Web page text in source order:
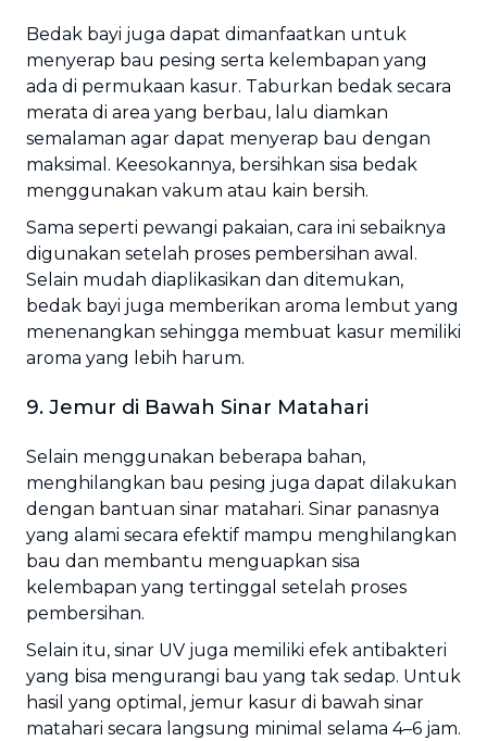
Bedak bayi juga dapat dimanfaatkan untuk
menyerap bau pesing serta kelembapan yang
ada di permukaan kasur. Taburkan bedak secara
merata di area yang berbau, lalu diamkan
semalaman agar dapat menyerap bau dengan
maksimal. Keesokannya, bersihkan sisa bedak
menggunakan vakum atau kain bersih.
Sama seperti pewangi pakaian, cara ini sebaiknya
digunakan setelah proses pembersihan awal.
Selain mudah diaplikasikan dan ditemukan,
bedak bayi juga memberikan aroma lembut yang
menenangkan sehingga membuat kasur memiliki
aroma yang lebih harum.
9. Jemur di Bawah Sinar Matahari
Selain menggunakan beberapa bahan,
menghilangkan bau pesing juga dapat dilakukan
dengan bantuan sinar matahari. Sinar panasnya
yang alami secara efektif mampu menghilangkan
bau dan membantu menguapkan sisa
kelembapan yang tertinggal setelah proses
pembersihan.
Selain itu, sinar UV juga memiliki efek antibakteri
yang bisa mengurangi bau yang tak sedap. Untuk
hasil yang optimal, jemur kasur di bawah sinar
matahari secara langsung minimal selama 4–6 jam.